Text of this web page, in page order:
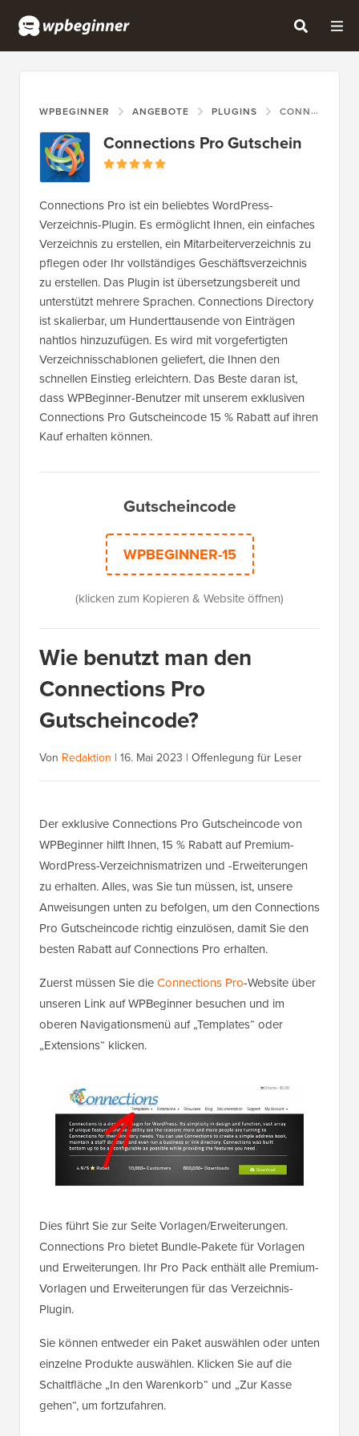
WPBEGINNER ANGEBOTE PLUGINS CONNECTIONS PRO GUTSCHEIN
Connections Pro Gutschein
Connections Pro ist ein beliebtes WordPress-
Verzeichnis-Plugin. Es ermöglicht Ihnen, ein einfaches
Verzeichnis zu erstellen, ein Mitarbeiterverzeichnis zu
pflegen oder Ihr vollständiges Geschäftsverzeichnis
zu erstellen. Das Plugin ist übersetzungsbereit und
unterstützt mehrere Sprachen. Connections Directory
ist skalierbar, um Hunderttausende von Einträgen
nahtlos hinzuzufügen. Es wird mit vorgefertigten
Verzeichnisschablonen geliefert, die Ihnen den
schnellen Einstieg erleichtern. Das Beste daran ist,
dass WPBeginner-Benutzer mit unserem exklusiven
Connections Pro Gutscheincode 15 % Rabatt auf ihren
Kauf erhalten können.
Gutscheincode
WPBEGINNER-15
(klicken zum Kopieren & Website öffnen)
Wie benutzt man den
Connections Pro
Gutscheincode?
Von Redaktion | 16. Mai 2023 | Offenlegung für Leser
Der exklusive Connections Pro Gutscheincode von
WPBeginner hilft Ihnen, 15 % Rabatt auf Premium-
WordPress-Verzeichnismatrizen und -Erweiterungen
zu erhalten. Alles, was Sie tun müssen, ist, unsere
Anweisungen unten zu befolgen, um den Connections
Pro Gutscheincode richtig einzulösen, damit Sie den
besten Rabatt auf Connections Pro erhalten.
Zuerst müssen Sie dieConnections Pro-Website über
unseren Link auf WPBeginner besuchen und im
oberen Navigationsmenü auf „Templates“ oder
„Extensions“ klicken.
Dies führt Sie zur Seite Vorlagen/Erweiterungen.
Connections Pro bietet Bundle-Pakete für Vorlagen
und Erweiterungen. Ihr Pro Pack enthält alle Premium-
Vorlagen und Erweiterungen für das Verzeichnis-
Plugin.
Sie können entweder ein Paket auswählen oder unten
einzelne Produkte auswählen. Klicken Sie auf die
Schaltfläche „In den Warenkorb“ und „Zur Kasse
gehen“, um fortzufahren.